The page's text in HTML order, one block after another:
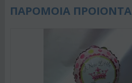
ΠΑΡΟΜΟΙΑ ΠΡΟΙΟΝΤΑ